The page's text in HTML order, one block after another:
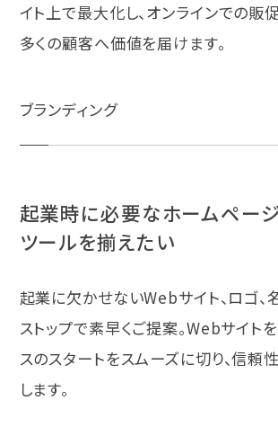
イト上で最大化し、オンラインでの販
多くの顧客へ価値を届けます。
ブランディング
起業時に必要なホームペー
ツールを揃えたい
起業に欠かせないWebサイト、ロゴ、
ストップで素早くご提案。Webサイト
スのスタートをスムーズに切り、信頼
します。